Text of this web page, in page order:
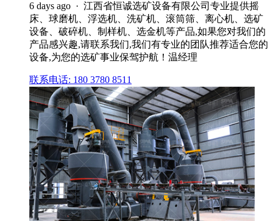
6 days ago · 江西省恒诚选矿设备有限公司专业提供摇
床、球磨机、浮选机、洗矿机、滚筒筛、离心机、选矿
设备、破碎机、制样机、选金机等产品,如果您对我们的
产品感兴趣,请联系我们,我们有专业的团队推荐适合您的
设备,为您的选矿事业保驾护航！温经理
联系电话: 180 3780 8511